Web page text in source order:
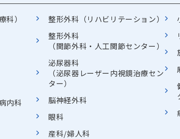
科）
内科
整形外科（リハビリテーション）
整形外科
（関節外科・人工関節センター）
泌尿器科
（泌尿器レーザー内視鏡治療セン
ター）
脳神経外科
眼科
産科/婦人科